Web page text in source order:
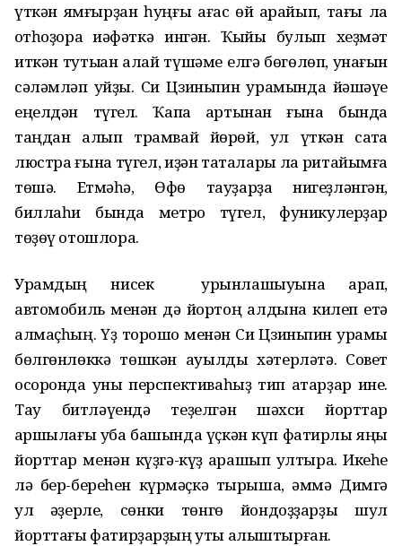
үткән ямғырҙан һуңғы ағас өй ҡарайып, тағы ла
ҡотһоҙораҡ ҡиәфәткә ингән. Ҡыйыҡ булып хеҙмәт
иткән тутыҡҡан ҡалай түшәме елгә бөгөлөп, ҡунағын
сәләмләп ҡуйҙы. Си Цзиньпин урамында йәшәүе
еңелдән түгел. Ҡапҡа артынан ғына бында
таңдан алып трамвай йөрөй, ул үткән саҡта
люстра ғына түгел, иҙән таҡталары ла ритайымға
төшә. Етмәһә, Өфө тауҙарҙа нигеҙләнгән,
биллаһи бында метро түгел, фуникулерҙар
төҙөү отошлораҡ.
Урамдың нисек урынлашыуына ҡарап,
автомобиль менән дә йортоң алдына килеп етә
алмаҫһың. Үҙ торошо менән Си Цзиньпин урамы
бөлгөнлөккә төшкән ауылды хәтерләтә. Совет
осоронда уны перспективаһыҙ тип атарҙар ине.
Тау битләүендә теҙелгән шәхси йорттар
ҡаршылағы уба башында үҫкән күп фатирлы яңы
йорттар менән күҙгә-күҙ ҡарашып ултыра. Икеһе
лә бер-береһен күрмәҫкә тырыша, әммә Димгә
ул ҡәҙерле, сөнки төнгө йондоҙҙарҙы шул
йорттағы фатирҙарҙың уты алыштырған.